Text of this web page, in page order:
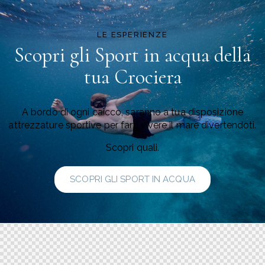
LE ESPERIENZE
Scopri gli Sport in acqua della
tua Crociera
A bordo di ogni caicco, saranno a tua disposizione
attrezzature sportive per farti vivere il mare divertendoti.
Scopri quali.
SCOPRI GLI SPORT IN ACQUA